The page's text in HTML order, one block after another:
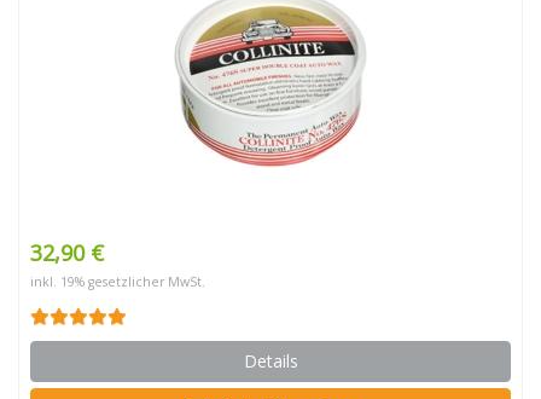
32,90 €
inkl. 19% gesetzlicher MwSt.
Details